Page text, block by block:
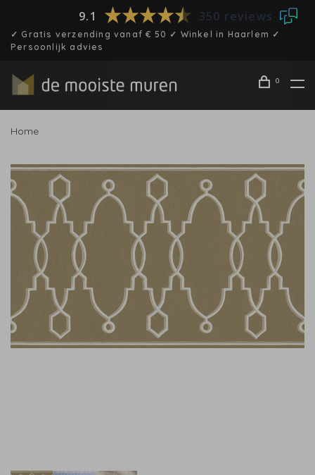
9.1 350 reviews
✓ Gratis verzending vanaf € 50 ✓ Winkel in Haarlem ✓
Persoonlijk advies
0
Home